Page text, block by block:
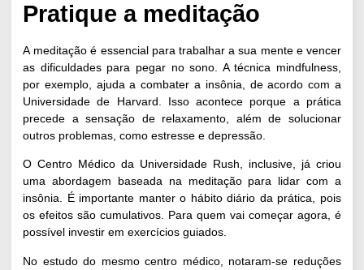
Pratique a meditação
A meditação é essencial para trabalhar a sua mente e vencer
as dificuldades para pegar no sono. A técnica mindfulness
por exemplo, ajuda a combater a insônia, de acordo com a
Universidade de Harvard . Isso acontece porque a prática
precede a sensação de relaxamento, além de solucionar
outros problemas, como estresse e depressão.
O Centro Médico da Universidade Rush, inclusive, já criou
uma abordagem baseada na meditação para lidar com a
insônia. É importante manter o hábito diário da prática, pois
os efeitos são cumulativos. Para quem vai começar agora, é
possível investir em exercícios guiados.
No estudo do mesmo centro médico, notaram-se reduções